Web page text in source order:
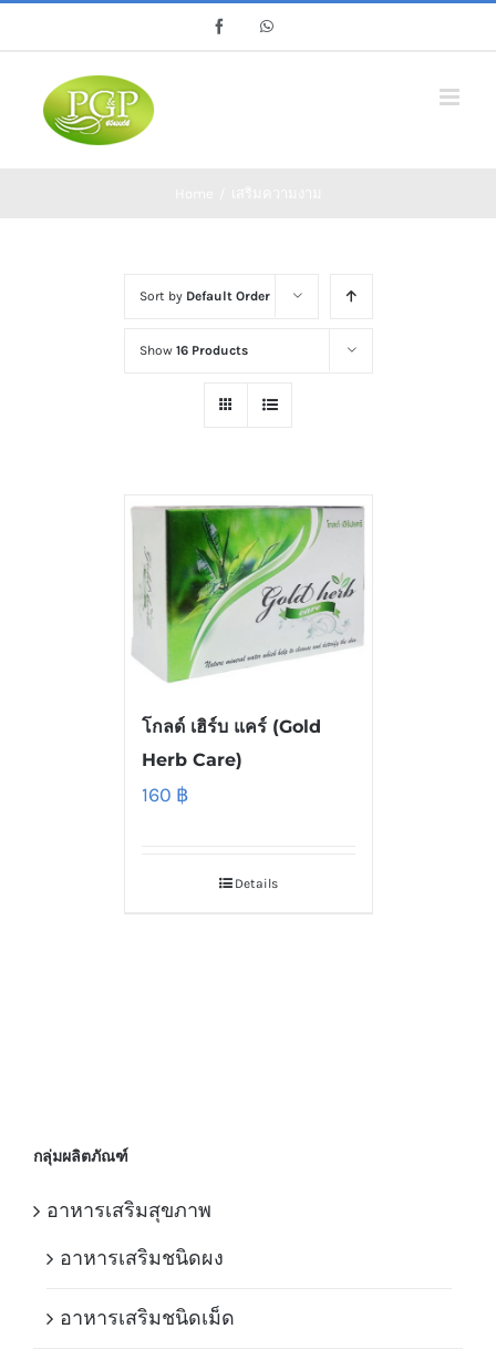
content
FacebookWhatsapp
Sort by Default Order
Show 16 Products
โกลด์ เฮิร์บ แคร์ (Gold
Herb Care)
160 ฿
Details
กลุ่มผลิตภัณฑ์
อาหารเสริมสุขภาพ
อาหารเสริมชนิดผง
อาหารเสริมชนิดเม็ด